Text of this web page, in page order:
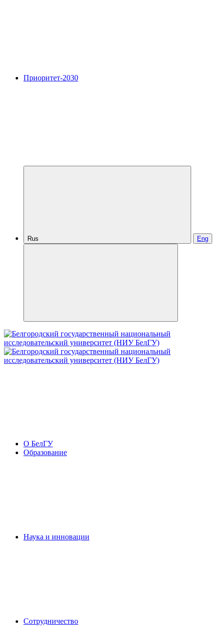
Приоритет-2030
Rus Eng
О БелГУ
Образование
Наука и инновации
Сотрудничество